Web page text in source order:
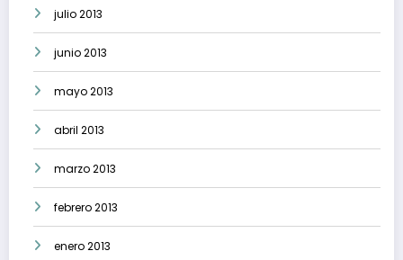
julio 2013
junio 2013
mayo 2013
abril 2013
marzo 2013
febrero 2013
enero 2013